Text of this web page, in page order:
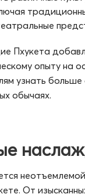
Пхукета
опыту на
узнать больше
обычаях.
От